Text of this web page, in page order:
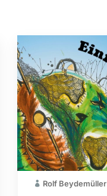
Rolf Beydemüller